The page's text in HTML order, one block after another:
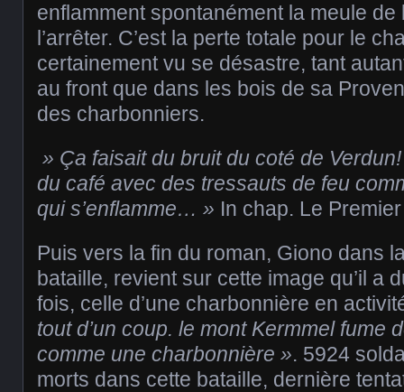
enflamment spontanément la meule
l’arrêter. C’est la perte totale pour le
certainement vu se désastre, tant
au front que dans les bois de sa
des charbonniers.
» Ça faisait du bruit du coté de
du café avec des tressauts de feu
qui s’enflamme… » In chap. Le
Puis vers la fin du roman, Giono dans
bataille, revient sur cette image qu’il a
fois, celle d’une charbonnière en
tout d’un coup. le mont Kermmel fume
comme une charbonnière ». 5924
morts dans cette bataille, dernière